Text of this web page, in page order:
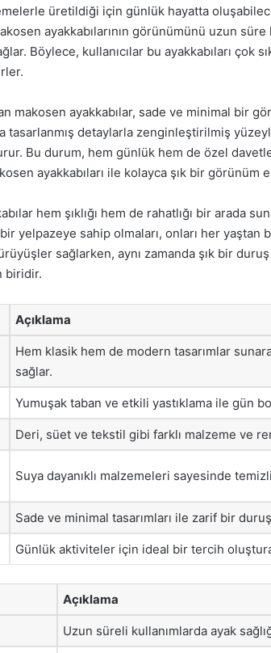
üretildiği için günlük hayatta
ayakkabılarının görünümünü uzun
Böylece, kullanıcılar bu ayakkabıları çok
makosen ayakkabılar, sade ve minimal bir
tasarlanmış detaylarla zenginleştirilmiş
Bu durum, hem günlük hem de özel
ayakkabıları ile kolayca şık bir görünüm
hem şıklığı hem de rahatlığı bir arada
yelpazeye sahip olmaları, onları her
sağlarken, aynı zamanda şık bir
biridir.
Açıklama
Hem klasik hem de modern tasarımlar
sağlar.
Yumuşak taban ve etkili yastıklama ile gün
Deri, süet ve tekstil gibi farklı malzeme ve
Suya dayanıklı malzemeleri sayesinde
Sade ve minimal tasarımları ile zarif bir
Günlük aktiviteler için ideal bir tercih
Açıklama
Uzun süreli kullanımlarda ayak